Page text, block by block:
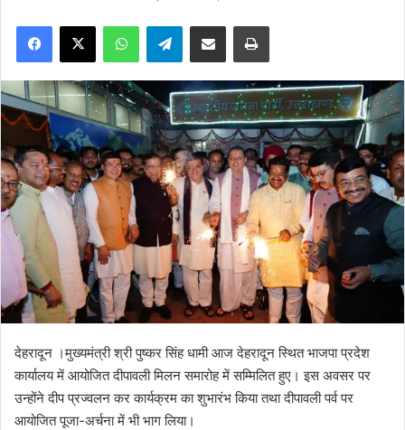
n
d
a
e
m
a
i
l
Telegram
देहरादून ।मुख्यमंत्री श्री पुष्कर सिंह धामी आज देहरादून स्थित भाजपा प्रदेश
कार्यालय में आयोजित दीपावली मिलन समारोह में सम्मिलित हुए। इस अवसर पर
उन्होंने दीप प्रज्वलन कर कार्यक्रम का शुभारंभ किया तथा दीपावली पर्व पर
आयोजित पूजा-अर्चना में भी भाग लिया।